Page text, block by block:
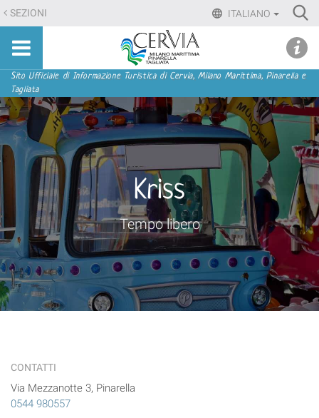
Salta
ai
contenuti.
Salta
alla
navigazione
ITALIANO
SEZIONI
Sito
turistico
ufficiale
Cervia,
Milano
Marittima,
Pinarella,
Tagliata
Sezioni
Sito Ufficiale di Informazione Turistica di Cervia, Milano Marittima, Pinarella e
Tagliata
Kriss
Tempo libero
CONTATTI
Via Mezzanotte 3, Pinarella
0544 980557
menu